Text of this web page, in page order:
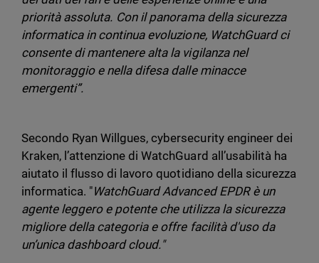
priorità assoluta. Con il panorama della sicurezza
informatica in continua evoluzione, WatchGuard ci
consente di mantenere alta la vigilanza nel
monitoraggio e nella difesa dalle minacce
emergenti”.
Secondo Ryan Willgues, cybersecurity engineer dei
Kraken, l’attenzione di WatchGuard all’usabilità ha
aiutato il flusso di lavoro quotidiano della sicurezza
informatica. "WatchGuard Advanced EPDR è un
agente leggero e potente che utilizza la sicurezza
migliore della categoria e offre facilità d'uso da
un’unica dashboard cloud."